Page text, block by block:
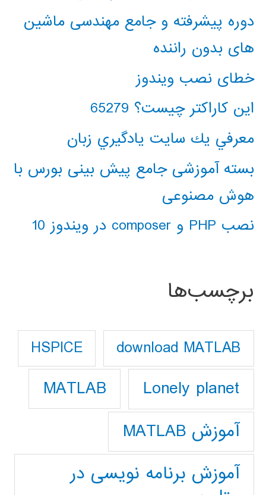
دوره پیشرفته و جامع مهندسی ماشین
های بدون راننده
خطای نصب ویندوز
این کاراکتر چیست؟ 65279
معرفي يك سايت يادگيري زبان
بسته آموزشی جامع پیش بینی بورس با
هوش مصنوعی
نصب PHP و composer در ویندوز 10
برچسب‌ها
download MATLAB
HSPICE
Lonely planet
MATLAB
آموزش MATLAB
آموزش برنامه نویسی در